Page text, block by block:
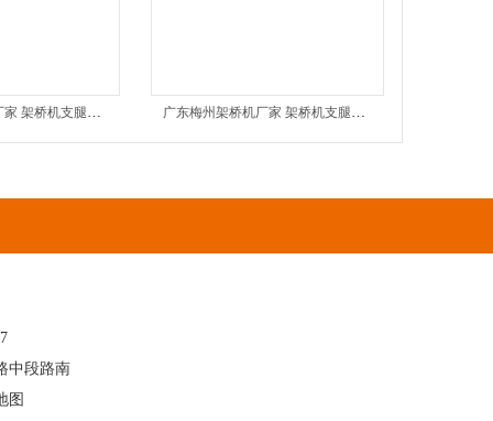
广东汕尾架桥机厂家 架桥机支腿销轴磨损与变形隐患管控 广东梅州架桥机厂家 架桥机支腿螺栓松动隐患及运维对策
中段路南
图